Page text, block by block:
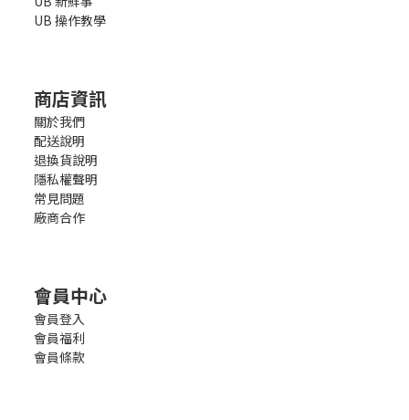
UB 操作教學
商店資訊
關於我們
配送說明
退換貨說明
隱私權聲明
常見問題
廠商合作
會員中心
會員登入
會員福利
會員條款